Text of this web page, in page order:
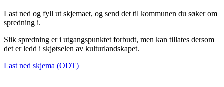
Last ned og fyll ut skjemaet, og send det til kommunen du søker om
spredning i.
Slik spredning er i utgangspunktet forbudt, men kan tillates dersom
det er ledd i skjøtselen av kulturlandskapet.
Last ned skjema (ODT)